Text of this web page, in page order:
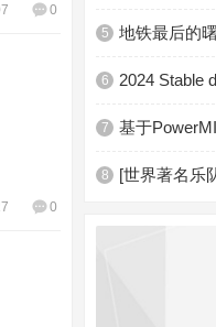
0
0
5 地铁最后的
6
7
8 [世界著名乐